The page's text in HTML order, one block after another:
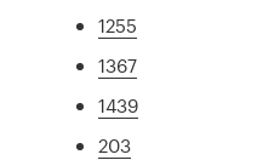
1255
1367
1439
203